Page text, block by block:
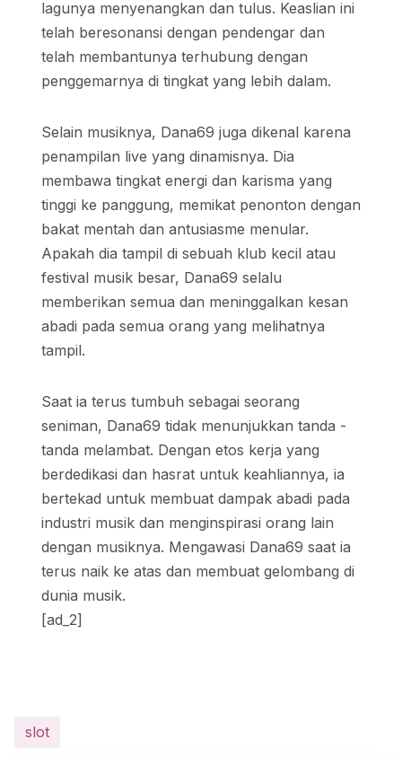
lagunya menyenangkan dan tulus. Keaslian ini
telah beresonansi dengan pendengar dan
telah membantunya terhubung dengan
penggemarnya di tingkat yang lebih dalam.
Selain musiknya, Dana69 juga dikenal karena
penampilan live yang dinamisnya. Dia
membawa tingkat energi dan karisma yang
tinggi ke panggung, memikat penonton dengan
bakat mentah dan antusiasme menular.
Apakah dia tampil di sebuah klub kecil atau
festival musik besar, Dana69 selalu
memberikan semua dan meninggalkan kesan
abadi pada semua orang yang melihatnya
tampil.
Saat ia terus tumbuh sebagai seorang
seniman, Dana69 tidak menunjukkan tanda -
tanda melambat. Dengan etos kerja yang
berdedikasi dan hasrat untuk keahliannya, ia
bertekad untuk membuat dampak abadi pada
industri musik dan menginspirasi orang lain
dengan musiknya. Mengawasi Dana69 saat ia
terus naik ke atas dan membuat gelombang di
dunia musik.
[ad_2]
slot